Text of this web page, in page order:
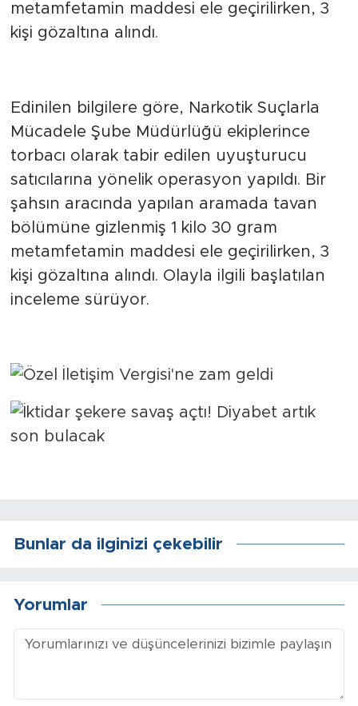
metamfetamin maddesi ele geçirilirken, 3
kişi gözaltına alındı.
Edinilen bilgilere göre, Narkotik Suçlarla
Mücadele Şube Müdürlüğü ekiplerince
torbacı olarak tabir edilen uyuşturucu
satıcılarına yönelik operasyon yapıldı. Bir
şahsın aracında yapılan aramada tavan
bölümüne gizlenmiş 1 kilo 30 gram
metamfetamin maddesi ele geçirilirken, 3
kişi gözaltına alındı. Olayla ilgili başlatılan
inceleme sürüyor.
Bunlar da ilginizi çekebilir
Yorumlar
Doğanyol
Arguvan
Battalgazi
Doğanşehir
Hekimhan
Sinema